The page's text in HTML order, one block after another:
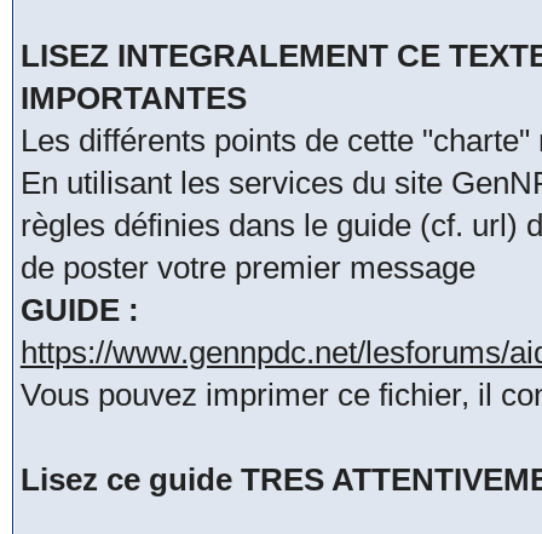
LISEZ INTEGRALEMENT CE
IMPORTANTES
Les différents points de cette
En utilisant les services du site
règles définies dans le guide (cf. url)
de poster votre premier message
GUIDE :
https://www.gennpdc.net/lesforums/
Vous pouvez imprimer ce fichier, il
Lisez ce guide TRES